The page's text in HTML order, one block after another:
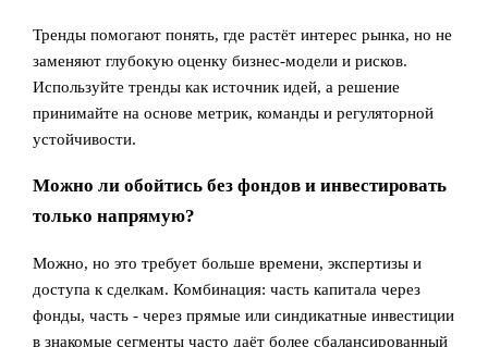
Тренды помогают понять, где растёт интерес рынка, но не
заменяют глубокую оценку бизнес‑модели и рисков.
Используйте тренды как источник идей, а решение
принимайте на основе метрик, команды и регуляторной
устойчивости.
Можно ли обойтись без фондов и инвестировать
только напрямую?
Можно, но это требует больше времени, экспертизы и
доступа к сделкам. Комбинация: часть капитала через
фонды, часть - через прямые или синдикатные инвестиции
в знакомые сегменты часто даёт более сбалансированный